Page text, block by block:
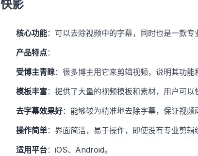
快影
核心功能：可以去除视频中的字幕，同时也是一款专
产品特点：
受博主青睐：很多博主用它来剪辑视频，说明其功能
模板丰富：提供了大量的视频模板和素材，用户可以
去字幕效果好：能够较为精准地去除字幕，保证视频
操作简单：界面简洁，易于操作，即使没有专业剪辑
适用平台：iOS、Android。